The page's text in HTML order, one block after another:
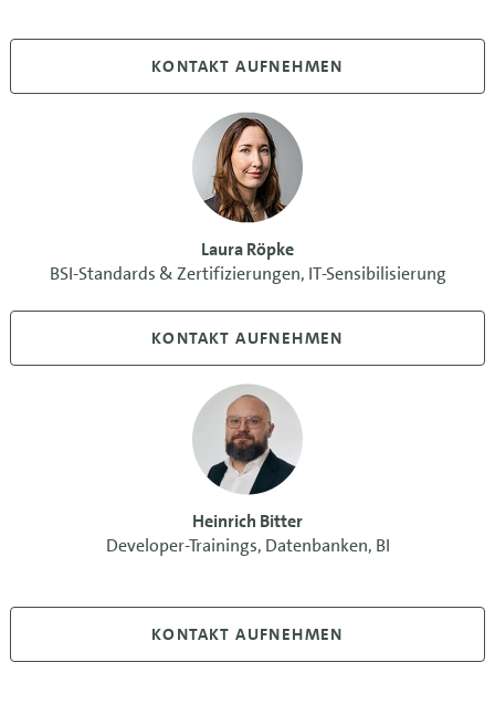
KONTAKT AUFNEHMEN
Laura Röpke
BSI-Standards & Zertifizierungen, IT-Sensibilisierung
KONTAKT AUFNEHMEN
Heinrich Bitter
Developer-Trainings, Datenbanken, BI
KONTAKT AUFNEHMEN